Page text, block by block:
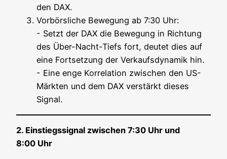
den DAX.
Vor­börs­li­che Bewe­gung ab 7:30 Uhr:
- Setzt der DAX die Bewe­gung in Rich­tung
des Über-Nacht-Tiefs fort, deu­tet dies auf
eine Fort­set­zung der Ver­kaufs­dy­na­mik hin.
- Eine enge Kor­re­la­ti­on zwi­schen den US-
Märk­ten und dem DAX ver­stärkt die­ses
Signal.
2. Ein­stiegs­si­gnal zwi­schen 7:30 Uhr und
8:00 Uhr